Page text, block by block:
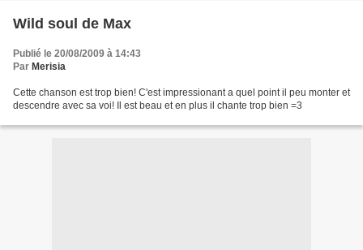
Wild soul de Max
Publié le 20/08/2009 à 14:43
Par Merisia
Cette chanson est trop bien! C'est impressionant a quel point il peu monter et
descendre avec sa voi! Il est beau et en plus il chante trop bien =3